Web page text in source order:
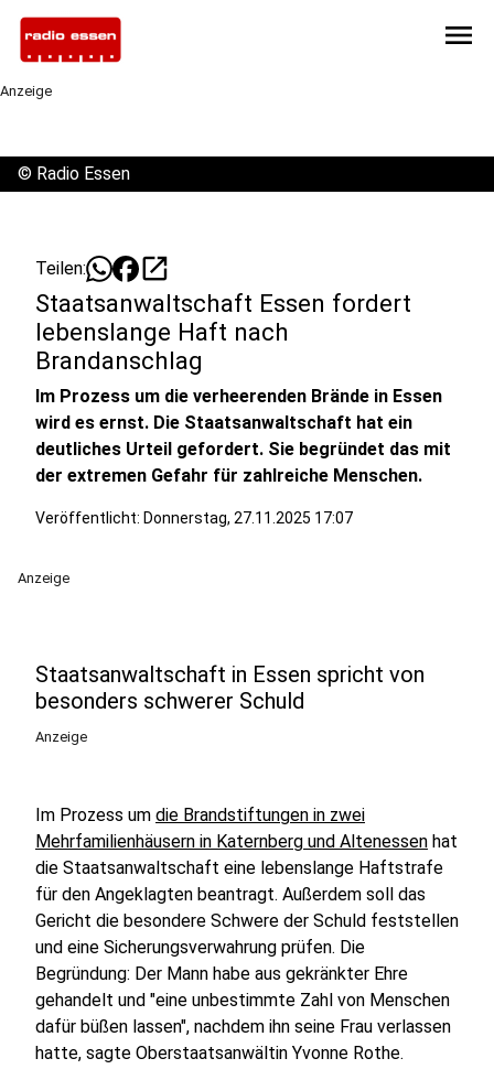
menu
Anzeige
© Radio Essen
Teilen: open_in_new
Staatsanwaltschaft Essen fordert
lebenslange Haft nach
Brandanschlag
Im Prozess um die verheerenden Brände in Essen
wird es ernst. Die Staatsanwaltschaft hat ein
deutliches Urteil gefordert. Sie begründet das mit
der extremen Gefahr für zahlreiche Menschen.
Veröffentlicht: Donnerstag, 27.11.2025 17:07
Anzeige
Staatsanwaltschaft in Essen spricht von
besonders schwerer Schuld
Anzeige
Im Prozess um die Brandstiftungen in zwei
Mehrfamilienhäusern in Katernberg und Altenessen hat
die Staatsanwaltschaft eine lebenslange Haftstrafe
für den Angeklagten beantragt. Außerdem soll das
Gericht die besondere Schwere der Schuld feststellen
und eine Sicherungsverwahrung prüfen. Die
Begründung: Der Mann habe aus gekränkter Ehre
gehandelt und "eine unbestimmte Zahl von Menschen
dafür büßen lassen", nachdem ihn seine Frau verlassen
hatte, sagte Oberstaatsanwältin Yvonne Rothe.